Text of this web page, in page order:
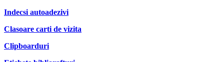
Indecsi autoadezivi
Clasoare carti de vizita
Clipboarduri